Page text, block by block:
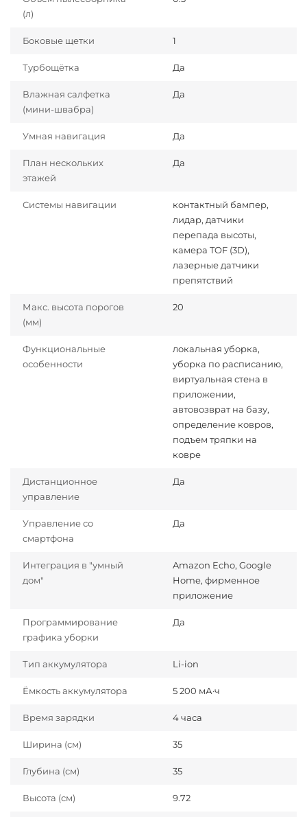
(л)
Боковые щетки 1
Турбощётка Да
Влажная салфетка
(мини-швабра)
Да
Умная навигация Да
План нескольких
этажей
Да
Системы навигации
контактный бампер,
лидар, датчики
перепада высоты,
камера TOF (3D),
лазерные датчики
препятствий
Макс. высота порогов
(мм)
20
Функциональные
особенности
локальная уборка,
уборка по расписанию,
виртуальная стена в
приложении,
автовозврат на базу,
определение ковров,
подъем тряпки на
ковре
Дистанционное
управление
Да
Управление со
смартфона
Да
Интеграция в "умный
дом"
Amazon Echo, Google
Home, фирменное
приложение
Программирование
графика уборки
Да
Тип аккумулятора Li-ion
Ёмкость аккумулятора 5 200 мА·ч
Время зарядки 4 часа
Ширина (см) 35
Глубина (см) 35
Высота (см) 9.72